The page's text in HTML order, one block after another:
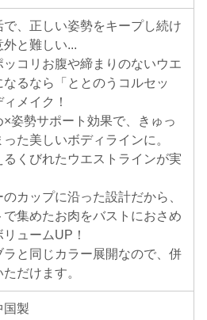
で、正しい姿勢をキープし続け
外と難しい...
ッコリお腹や締まりのないウエ
なるなら「ととのうコルセッ
ィメイク！
×姿勢サポート効果で、きゅっ
た美しいボディラインに。
るくびれたウエストラインが実
カップに沿った設計だから、
で集めたお肉をバストにおさめ
ュームUP！
ラと同じカラー展開なので、併
だけます。
国製